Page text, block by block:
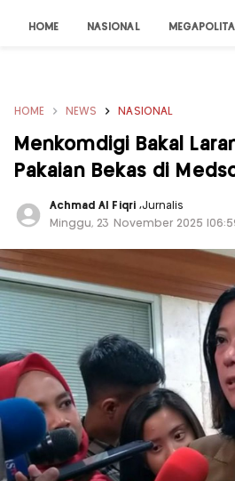
HOME NASIONAL
HOME NEWS NASIONAL
Menkomdigi Bakal
Pakaian Bekas di
Achmad Al Fiqri ,Jurnalis
Minggu, 23 November 2025